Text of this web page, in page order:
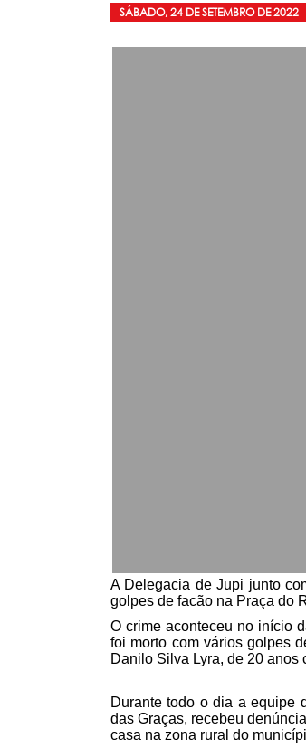
SÁBADO, 24 DE SETEMBRO DE 2022
A Delegacia de Jupi junto
golpes de facão na Praça do
O crime aconteceu no início
foi morto com vários golpes
Danilo Silva Lyra, de 20 anos
Durante todo o dia a equipe
das Graças, recebeu
casa na zona rural do